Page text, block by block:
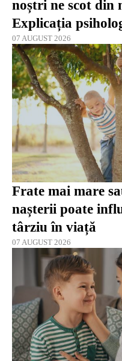
noștri ne scot din
Explicația
07 AUGUST 2026
Frate mai mare
nașterii poate
târziu în viață
07 AUGUST 2026